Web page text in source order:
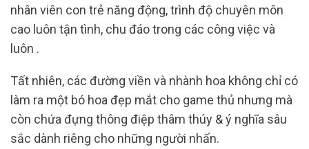
nhân viên con trẻ năng động, trình độ chuyên môn
cao luôn tận tình, chu đáo trong các công việc và
luôn .
Tất nhiên, các đường viền và nhành hoa không chỉ có
làm ra một bó hoa đẹp mắt cho game thủ nhưng mà
còn chứa đựng thông điệp thâm thúy & ý nghĩa sâu
sắc dành riêng cho những người nhấn.